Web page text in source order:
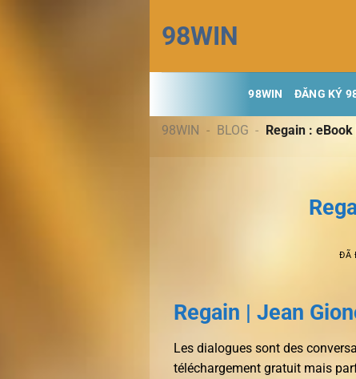
đến
nội
dung
98WIN
98WIN ĐĂNG KÝ
98WIN - BLOG - Regain : eBook
ĐÃ
Regain | Jean
Les dialogues sont des
téléchargement gratuit mais